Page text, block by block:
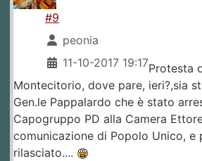
#9
peonia
11-10-2017 19:17Protesta
Montecitorio, dove pare, ieri?,sia
Gen.le Pappalardo che è stato
Capogruppo PD alla Camera
comunicazione di Popolo Unico, e
rilasciato....